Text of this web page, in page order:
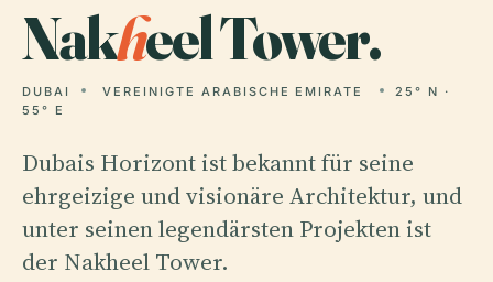
Nakheel Tower.
DUBAI VEREINIGTE ARABISCHE EMIRATE
25° N ·
55° E
Dubais Horizont ist bekannt für seine
ehrgeizige und visionäre Architektur, und
unter seinen legendärsten Projekten ist
der Nakheel Tower.